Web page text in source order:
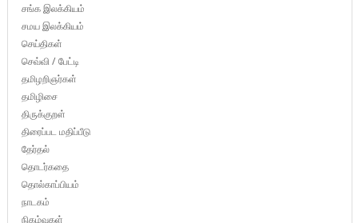
சங்க இலக்கியம்
சமய இலக்கியம்
செய்திகள்
செவ்வி / பேட்டி
தமிழறிஞர்கள்
தமிழிசை
திருக்குறள்
திரைப்பட மதிப்பீடு
தேர்தல்
தொடர்கதை
தொல்காப்பியம்
நாடகம்
நிகழ்வுகள்